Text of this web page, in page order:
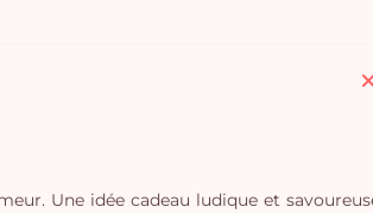
Une idée cadeau ludique et